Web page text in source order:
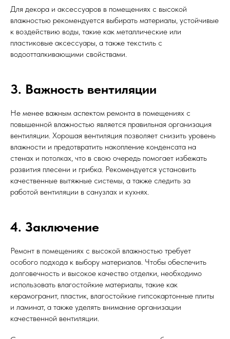
Для декора и аксессуаров в помещениях с высокой
влажностью рекомендуется выбирать материалы, устойчивые
к воздействию воды, такие как металлические или
пластиковые аксессуары, а также текстиль с
водоотталкивающими свойствами.
3. Важность вентиляции
Не менее важным аспектом ремонта в помещениях с
повышенной влажностью является правильная организация
вентиляции. Хорошая вентиляция позволяет снизить уровень
влажности и предотвратить накопление конденсата на
стенах и потолках, что в свою очередь помогает избежать
развития плесени и грибка. Рекомендуется установить
качественные вытяжные системы, а также следить за
работой вентиляции в санузлах и кухнях.
4. Заключение
Ремонт в помещениях с высокой влажностью требует
особого подхода к выбору материалов. Чтобы обеспечить
долговечность и высокое качество отделки, необходимо
использовать влагостойкие материалы, такие как
керамогранит, пластик, влагостойкие гипсокартонные плиты
и ламинат, а также уделять внимание организации
качественной вентиляции.